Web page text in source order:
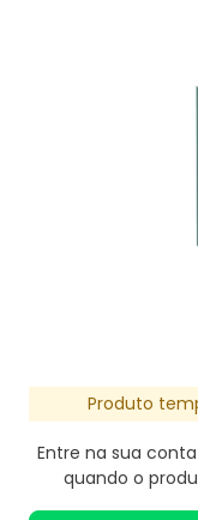
Produto
Entre na sua
quando o